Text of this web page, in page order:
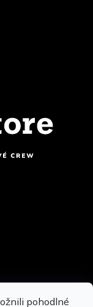
pohodlné